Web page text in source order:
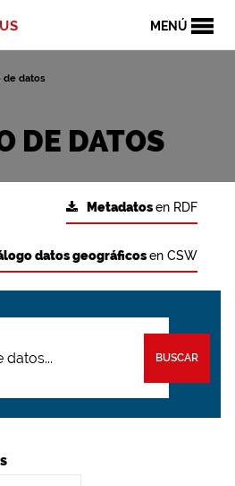
MENÚ
de datos
DE DATOS
Metadatosen RDF
datos geográficosen CSW
BUSCAR